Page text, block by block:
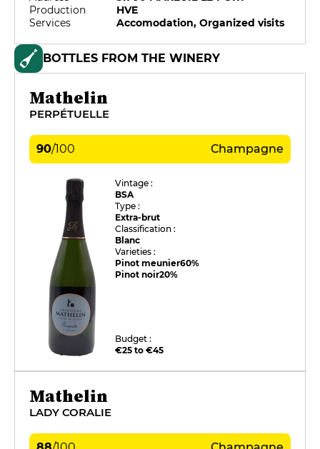
Production
HVE
Services
Accomodation, Organized visits
BOTTLES FROM THE WINERY
Mathelin
PERPÉTUELLE
90/100 Champagne
Vintage :
BSA
Type :
Extra-brut
Classification :
Blanc
Varieties :
Pinot meunier60%
Pinot noir20%
Budget :
€25 to €45
Mathelin
LADY CORALIE